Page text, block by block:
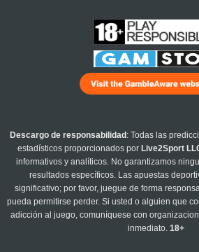
Descargo de responsabilidad : Todas las
estadísticos proporcionados por Live2Sport
informativos y analíticos. No garantizamos
resultados específicos. Las apuestas
significativo; por favor, juegue de forma
pueda permitirse perder. Si usted o alguien que
adicción al juego, comuníquese con
inmediato.18+